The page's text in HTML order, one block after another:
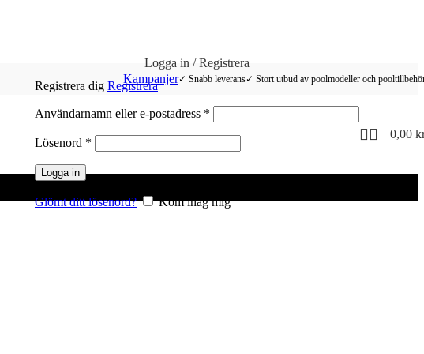
Kampanjer✓ Snabb leverans✓ Stort utbud av poolmodeller och
Logga in / Registrera
Registrera dig Registrera
Användarnamn eller e-postadress *
Lösenord *
Logga in
Glömt ditt lösenord? Kom ihåg mig
0,00